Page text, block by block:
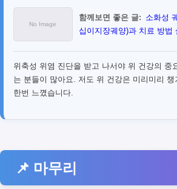
함께보면 좋은 글: 소화성
십이지장궤양)과 치료 방법
위축성 위염 진단을 받고 나서야 위 건강의 중
는 분들이 많아요. 저도 위 건강은 미리미리 챙
한번 느꼈습니다.
📌 마무리